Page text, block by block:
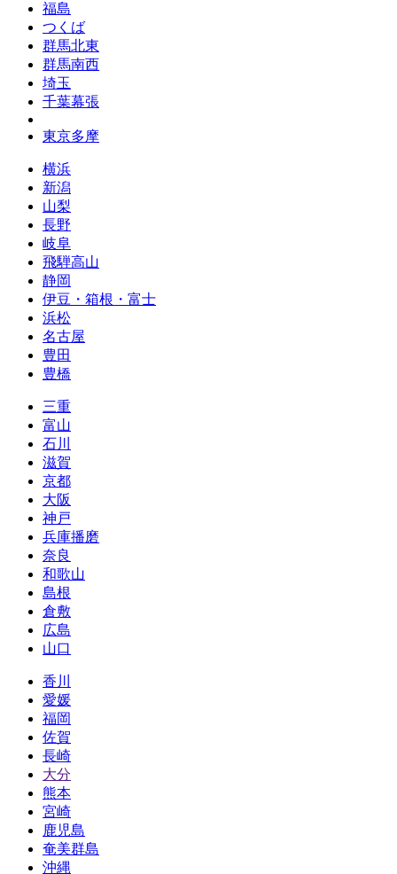
福島
つくば
群馬北東
群馬南西
埼玉
千葉幕張
東京多摩
横浜
新潟
山梨
長野
岐阜
飛騨高山
静岡
伊豆・箱根・富士
浜松
名古屋
豊田
豊橋
三重
富山
石川
滋賀
京都
大阪
神戸
兵庫播磨
奈良
和歌山
島根
倉敷
広島
山口
香川
愛媛
福岡
佐賀
長崎
大分
熊本
宮崎
鹿児島
奄美群島
沖縄